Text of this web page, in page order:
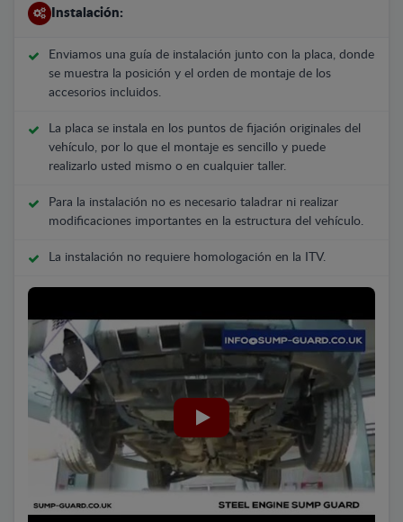
Instalación:
Enviamos una guía de instalación junto con la placa, donde
se muestra la posición y el orden de montaje de los
accesorios incluidos.
La placa se instala en los puntos de fijación originales del
vehículo, por lo que el montaje es sencillo y puede
realizarlo usted mismo o en cualquier taller.
Para la instalación no es necesario taladrar ni realizar
modificaciones importantes en la estructura del vehículo.
La instalación no requiere homologación en la ITV.